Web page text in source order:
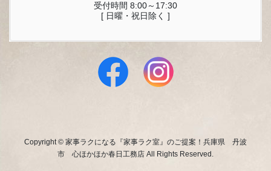
受付時間 8:00～17:30
[ 日曜・祝日除く ]
Copyright © 家事ラクになる『家事ラク室』のご提案！兵庫県 丹波
市 心ほかほか春日工務店 All Rights Reserved.